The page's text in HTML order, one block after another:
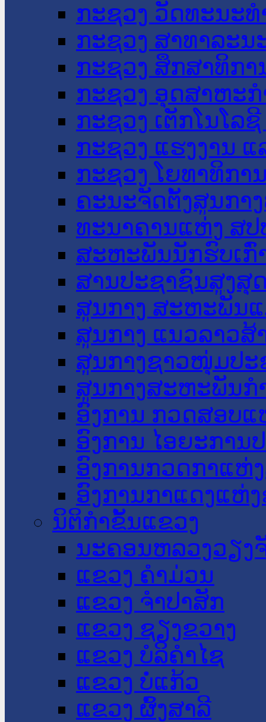
ກະຊວງ ວັດທະນະ
ກະຊວງ ສາທາລະນ
ກະຊວງ ສຶກສາທິກາ
ກະຊວງ ອຸດສາຫະ
ກະຊວງ ເຕັກໂນໂລ
ກະຊວງ ແຮງງານ
ກະຊວງ ໂຍທາທິກາ
ຄະນະຈັດຕັ້ງສູນກາ
ທະນາຄານແຫ່ງ ສປ
ສະຫະພັນນັກຮົບເກົ່
ສານປະຊາຊົນສູງສຸ
ສູນກາງ ສະຫະພັນ
ສູນກາງ ແນວລາວສ້
ສູນກາງຊາວໜຸ່ມປະ
ສູນກາງສະຫະພັນກ
ອົງການ ກວດສອບແ
ອົງການ ໄອຍະການ
ອົງການກວດກາແຫ່
ອົງການກາແດງແຫ່
ນິຕິກໍາຂັ້ນແຂວງ
ນະ​ຄອນ​ຫລວງວຽງ
ແຂວງ ຄໍາມ່ວນ
ແຂວງ ຈໍາປາສັກ
ແຂວງ ຊຽງຂວາງ
ແຂວງ ບໍລິຄໍາໄຊ
ແຂວງ ບໍ່ແກ້ວ
ແຂວງ ຜົ້ງສາລີ